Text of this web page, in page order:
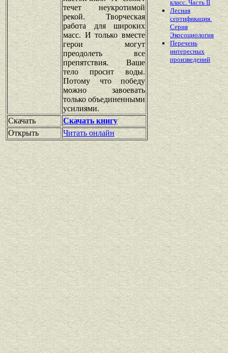
течет неукротимой
рекой. Творческая
работа для широких
масс. И только вместе
герои могут
преодолеть все
препятствия. Ваше
тело просит воды.
Потому что победу
можно завоевать
только объединенными
усилиями.
Скачать
Скачать книгу
Открыть
Читать онлайн
класс. Часть II
Лесная
сертификация.
Серия
Экосоциология
Перечень
интересных
произведений